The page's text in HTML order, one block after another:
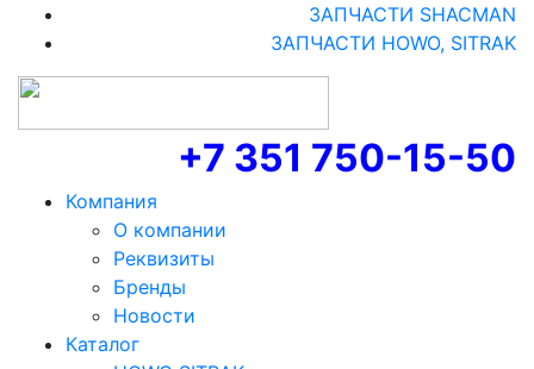
ЗАПЧАСТИ SHACMAN
ЗАПЧАСТИ HOWO, SITRAK
+7 351 750-15-50
Компания
О компании
Реквизиты
Бренды
Новости
Каталог